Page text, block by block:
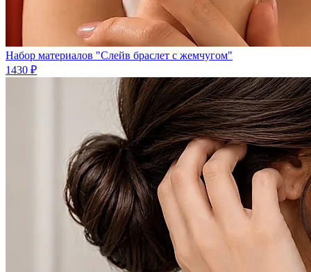
Набор материалов "Слейв браслет с жемчугом"
1430 ₽